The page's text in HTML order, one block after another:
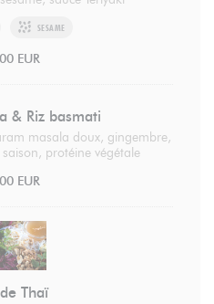
SESAME
EUR
& Riz basmati
masala doux, gingembre,
protéine végétale
EUR
Thaï